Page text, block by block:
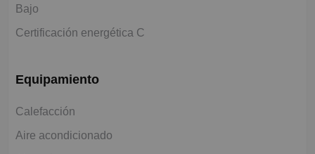
Bajo
Certificación energética C
Equipamiento
Calefacción
Aire acondicionado